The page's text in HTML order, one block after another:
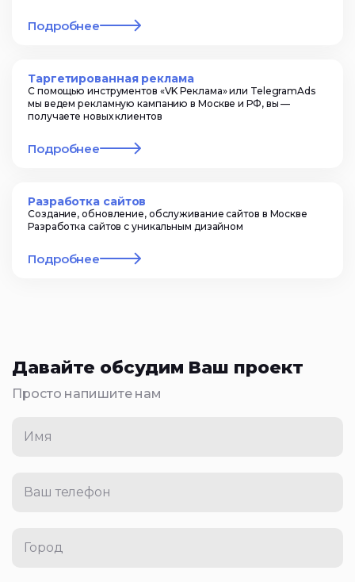
Подробнее
Таргетированная реклама
С помощью инструментов «VK Реклама» или TelegramAds
мы ведем рекламную кампанию в Москве и РФ, вы —
получаете новых клиентов
Подробнее
Разработка сайтов
Создание, обновление, обслуживание сайтов в Москве
Разработка сайтов с уникальным дизайном
Подробнее
Давайте обсудим Ваш проект
Просто напишите нам
Имя
Ваш телефон
Город